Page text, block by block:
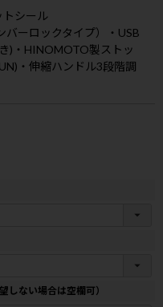
トシール
バーロックタイプ）・USB
)・HINOMOTO製ストッ
・伸縮ハンドル3段階調
しない場合は空欄可）